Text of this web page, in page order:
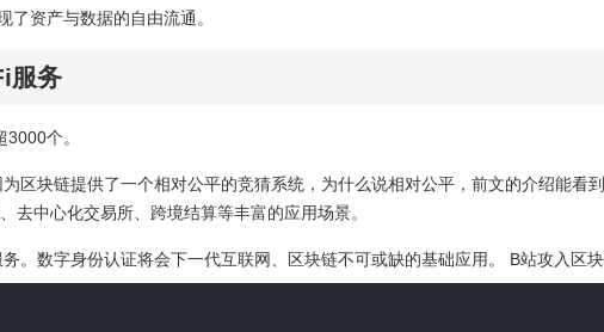
资产与数据的自由流通。
服务
个。
区块链提供了一个相对公平的竞猜系统，为什么说相对公平，前文的介绍能看
中心化交易所、跨境结算等丰富的应用场景。
。数字身份认证将会下一代互联网、区块链不可或缺的基础应用。 B站攻入区